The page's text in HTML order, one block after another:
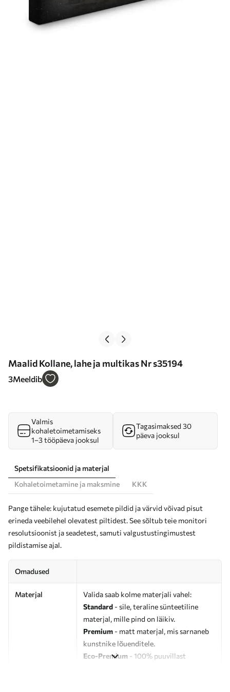
Maalid Kollane, lahe ja multikas Nr s35194
3Meeldib
Valmis
kohaletoimetamiseks
1–3 tööpäeva jooksul
Tagasimaksed 30
päeva jooksul
Spetsifikatsioonid ja materjal
Kohaletoimetamine ja maksmine
KKK
Pange tähele: kujutatud esemete pildid ja värvid võivad pisut
erineda veebilehel olevatest piltidest. See sõltub teie monitori
resolutsioonist ja seadetest, samuti valgustustingimustest
pildistamise ajal.
Omadused
Materjal
Valida saab kolme materjali vahel:
Standard - sile, teraline sünteetiline
materjal, mille pind on läikiv.
Premium - matt materjal, mis sarnaneb
kunstnike lõuenditele.
Eco-Premium - 100% puuvillast